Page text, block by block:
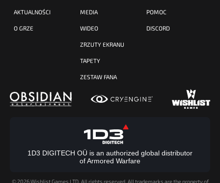
AKTUALNOŚCI
O GRZE
MEDIA
WIDEO
ZRZUTY EKRANU
TAPETY
ZESTAW FANA
POMOC
DISCORD
1D3 DIGITECH OÜ is an authorized global distributor
of Armored Warfare
© 2026 Wishlist Games LTD. All rights reserved. All trademarks are the property of